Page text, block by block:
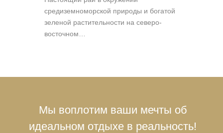
средиземноморской природы и богатой
зеленой растительности на северо-
восточном…
Мы воплотим ваши мечты об
идеальном отдыхе в реальность!